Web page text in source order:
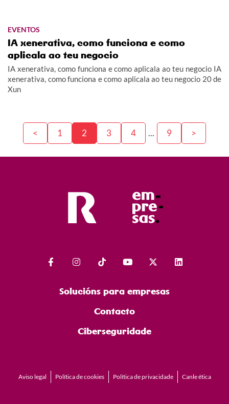
EVENTOS
IA xenerativa, como funciona e como
aplicala ao teu negocio
IA xenerativa, como funciona e como aplicala ao teu negocio IA
xenerativa, como funciona e como aplicala ao teu negocio 20 de
Xun
< 1 2 3 4 ... 9 >
Solucións para empresas
Contacto
Ciberseguridade
Aviso legal Política de cookies Política de privacidade Canle ética